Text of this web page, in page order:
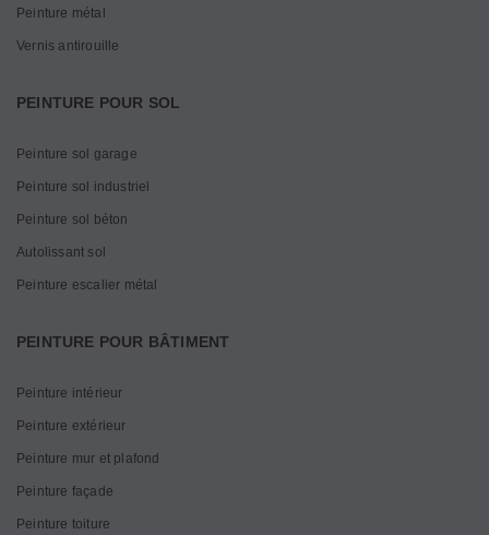
Peinture métal
Vernis antirouille
PEINTURE POUR SOL
Peinture sol garage
Peinture sol industriel
Peinture sol béton
Autolissant sol
Peinture escalier métal
PEINTURE POUR BÂTIMENT
Peinture intérieur
Peinture extérieur
Peinture mur et plafond
Peinture façade
Peinture toiture